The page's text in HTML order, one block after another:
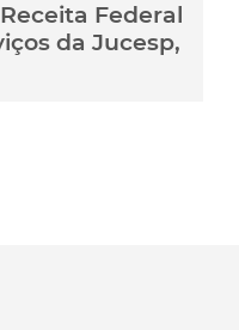
Federal
da Jucesp,